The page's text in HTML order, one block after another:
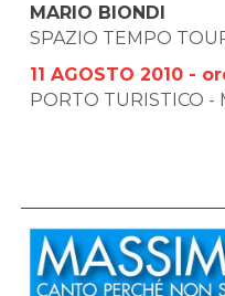
MARIO BIONDI
SPAZIO TEMPO
11 AGOSTO 2010 -
PORTO TURISTICO -